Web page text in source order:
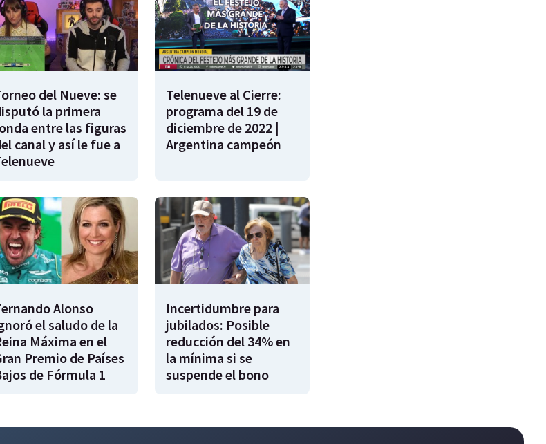
del Nueve: se
la primera
entre las figuras
canal y así le fue a
Telenueve al Cierre:
programa del 19 de
diciembre de 2022 |
Argentina campeón
Alonso
el saludo de la
Máxima en el
Premio de Países
de Fórmula 1
Incertidumbre para
jubilados: Posible
reducción del 34% en
la mínima si se
suspende el bono